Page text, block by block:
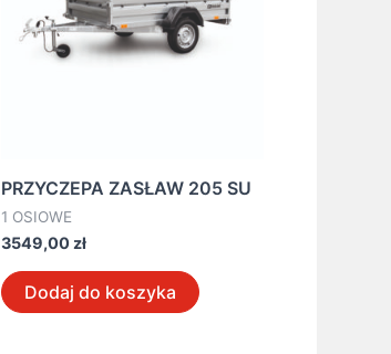
PRZYCZEPA ZASŁAW 205 SU
1 OSIOWE
3549,00 zł
Dodaj do koszyka